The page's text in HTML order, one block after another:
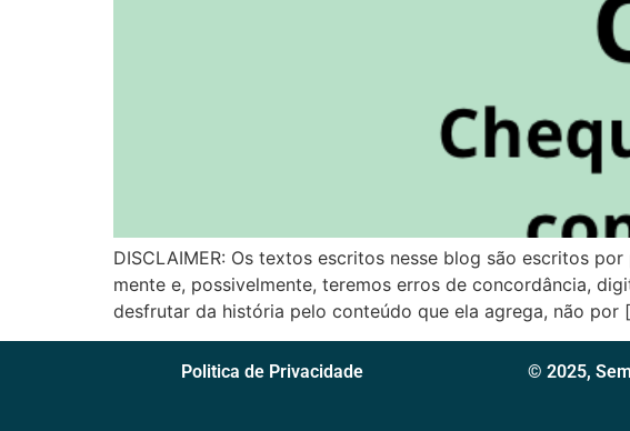
DISCLAIMER: Os textos escritos nesse blog são escritos
mente e, possivelmente, teremos erros de concordância,
desfrutar da história pelo conteúdo que ela agrega, não por
Politica de Privacidade © 2025,